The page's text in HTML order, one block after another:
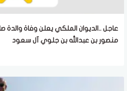
عاجل ..الديوان الملكي يعلن وفاة والدة
منصور بن عبدالله بن جلوي آل سعود